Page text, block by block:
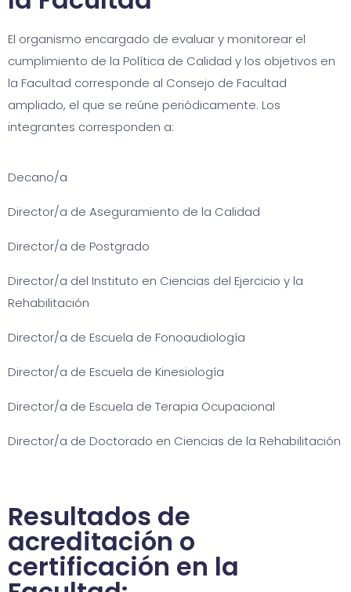
El organismo encargado de evaluar y monitorear el
cumplimiento de la Política de Calidad y los objetivos en
la Facultad corresponde al Consejo de Facultad
ampliado, el que se reúne periódicamente. Los
integrantes corresponden a:
Decano/a
Director/a de Aseguramiento de la Calidad
Director/a de Postgrado
Director/a del Instituto en Ciencias del Ejercicio y la
Rehabilitación
Director/a de Escuela de Fonoaudiología
Director/a de Escuela de Kinesiología
Director/a de Escuela de Terapia Ocupacional
Director/a de Doctorado en Ciencias de la Rehabilitación
Resultados de
acreditación o
certificación en la